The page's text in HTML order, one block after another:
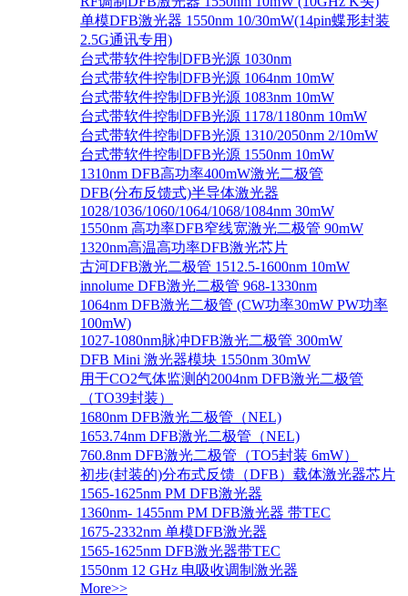
单模DFB激光器 1550nm 10/30mW(14pin蝶形封装
2.5G通讯专用)
台式带软件控制DFB光源 1030nm
台式带软件控制DFB光源 1064nm 10mW
台式带软件控制DFB光源 1083nm 10mW
台式带软件控制DFB光源 1178/1180nm 10mW
台式带软件控制DFB光源 1310/2050nm 2/10mW
台式带软件控制DFB光源 1550nm 10mW
1310nm DFB高功率400mW激光二极管
DFB(分布反馈式)半导体激光器
1028/1036/1060/1064/1068/1084nm 30mW
1550nm 高功率DFB窄线宽激光二极管 90mW
1320nm高温高功率DFB激光芯片
古河DFB激光二极管 1512.5-1600nm 10mW
innolume DFB激光二极管 968-1330nm
1064nm DFB激光二极管 (CW功率30mW PW功率
100mW)
1027-1080nm脉冲DFB激光二极管 300mW
DFB Mini 激光器模块 1550nm 30mW
用于CO2气体监测的2004nm DFB激光二极管
（TO39封装）
1680nm DFB激光二极管（NEL)
1653.74nm DFB激光二极管（NEL)
760.8nm DFB激光二极管（TO5封装 6mW）
初步(封装的)分布式反馈（DFB）载体激光器芯片
1565-1625nm PM DFB激光器
1360nm- 1455nm PM DFB激光器 带TEC
1675-2332nm 单模DFB激光器
1565-1625nm DFB激光器带TEC
1550nm 12 GHz 电吸收调制激光器
More>>